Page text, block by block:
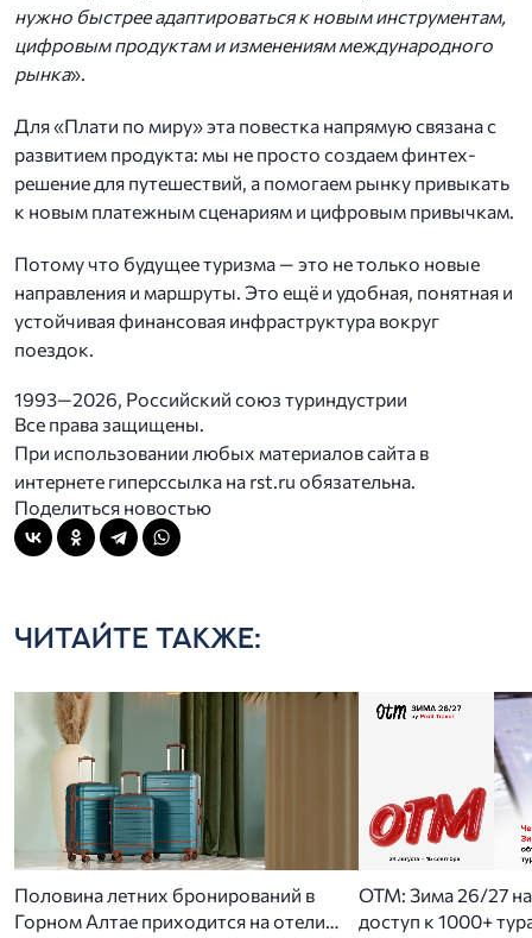
нужно быстрее адаптироваться к новым инструментам,
цифровым продуктам и изменениям международного
рынка».
Для «Плати по миру» эта повестка напрямую связана с
развитием продукта: мы не просто создаем финтех-
решение для путешествий, а помогаем рынку привыкать
к новым платежным сценариям и цифровым привычкам.
Потому что будущее туризма — это не только новые
направления и маршруты. Это ещё и удобная, понятная и
устойчивая финансовая инфраструктура вокруг
поездок.
1993—2026, Российский союз туриндустрии
Все права защищены.
При использовании любых материалов сайта в
интернете гиперссылка на rst.ru обязательна.
Поделиться новостью
ЧИТАЙТЕ ТАКЖЕ:
Половина летних бронирований в
Горном Алтае приходится на отели
ОТМ: Зима 26/27
доступ к 1000+